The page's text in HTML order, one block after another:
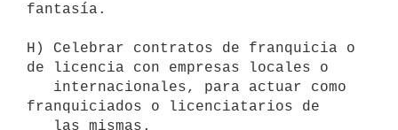
fantasía.
H) Celebrar contratos de franquicia o
de licencia con empresas locales o
franquiciados o licenciatarios de